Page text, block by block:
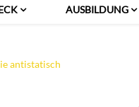
AUSBILDUNG
antistatisch